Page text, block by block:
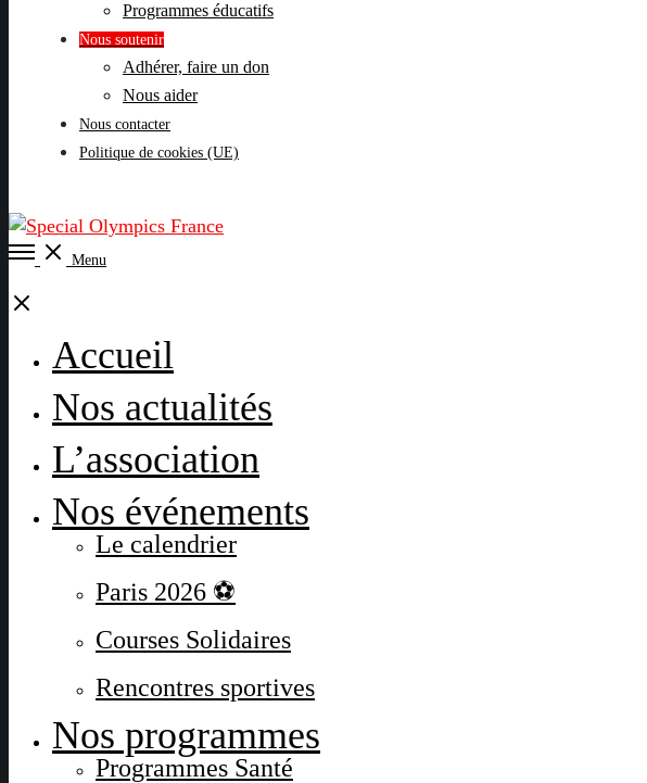
Programmes éducatifs
Nous soutenir
Adhérer, faire un don
Nous aider
Nous contacter
Politique de cookies (UE)
Open
Menu
Close
Accueil
Nos actualités
L’association
Nos événements
Le calendrier
Paris 2026 ⚽
Courses Solidaires
Rencontres sportives
Nos programmes
Programmes Santé